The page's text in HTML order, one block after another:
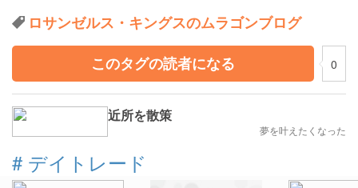
ロサンゼルス・キングスのムラゴンブログ
このタグの読者になる
0
近所を散策
夢を叶えたくなった
# デイトレード